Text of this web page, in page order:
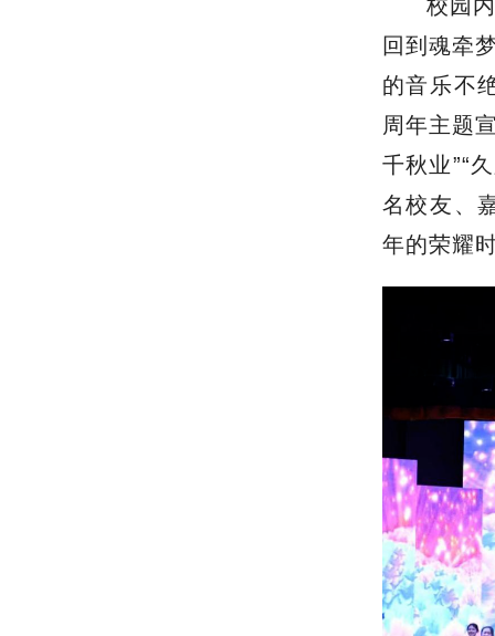
校园
回到魂牵
的音乐不
周年主题
千秋业”“
名校友、
年的荣耀